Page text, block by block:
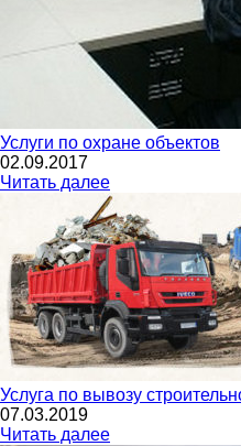
Услуги по охране объектов
02.09.2017
Читать далее
Услуга по вывозу
07.03.2019
Читать далее